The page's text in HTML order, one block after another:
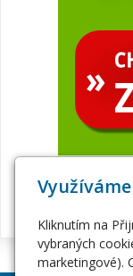
Kliknutím na
vybraných
marketingové).